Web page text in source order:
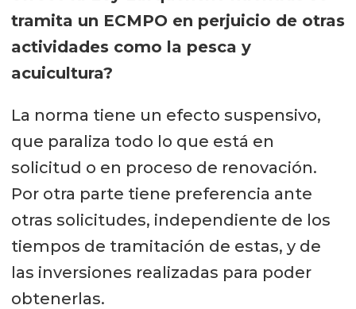
tramita un ECMPO en perjuicio de otras
actividades como la pesca y
acuicultura?
La norma tiene un efecto suspensivo,
que paraliza todo lo que está en
solicitud o en proceso de renovación.
Por otra parte tiene preferencia ante
otras solicitudes, independiente de los
tiempos de tramitación de estas, y de
las inversiones realizadas para poder
obtenerlas.